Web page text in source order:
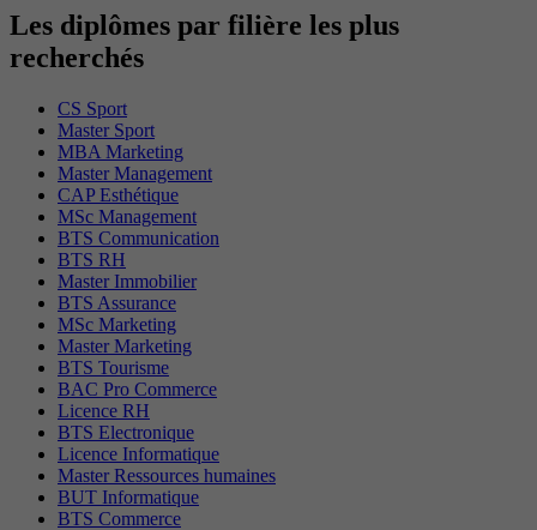
Les diplômes par filière les plus
recherchés
CS Sport
Master Sport
MBA Marketing
Master Management
CAP Esthétique
MSc Management
BTS Communication
BTS RH
Master Immobilier
BTS Assurance
MSc Marketing
Master Marketing
BTS Tourisme
BAC Pro Commerce
Licence RH
BTS Electronique
Licence Informatique
Master Ressources humaines
BUT Informatique
BTS Commerce